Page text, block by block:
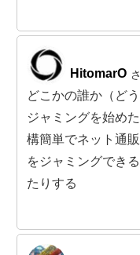
HitomarO
どこかの誰か（ど
ジャミングを始め
構簡単でネット通
をジャミングでき
たりする